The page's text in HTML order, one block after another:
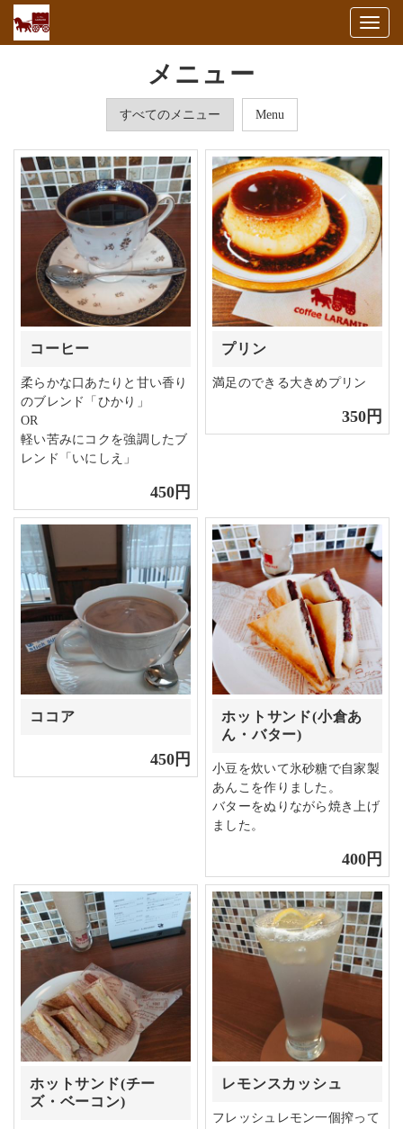
メニュー
すべてのメニュー Menu
コーヒー
柔らかな口あたりと甘い香り
のブレンド「ひかり」
OR
軽い苦みにコクを強調したブ
レンド「いにしえ」
450円
プリン
満足のできる大きめプリン
350円
ココア
450円
ホットサンド(小倉あ
ん・バター)
小豆を炊いて氷砂糖で自家製
あんこを作りました。
バターをぬりながら焼き上げ
ました。
400円
ホットサンド(チー
ズ・ベーコン)
レモンスカッシュ
フレッシュレモン一個搾って